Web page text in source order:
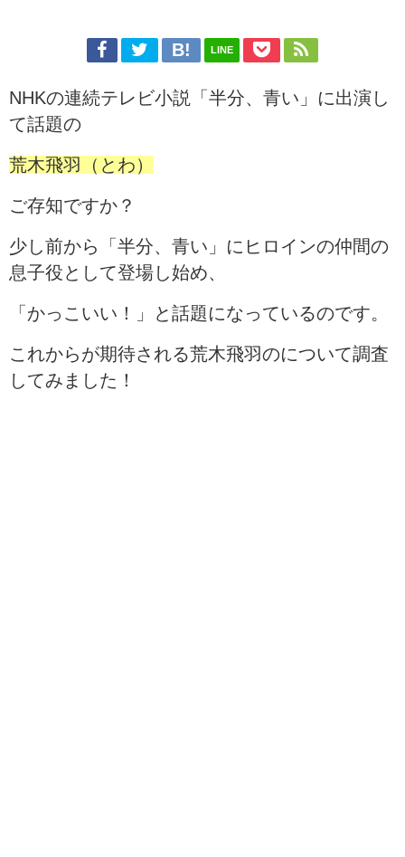
LINE
NHKの連続テレビ小説「半分、青い」に出演し
て話題の
荒木飛羽（とわ）
ご存知ですか？
少し前から「半分、青い」にヒロインの仲間の
息子役として登場し始め、
「かっこいい！」と話題になっているのです。
これからが期待される荒木飛羽のについて調査
してみました！